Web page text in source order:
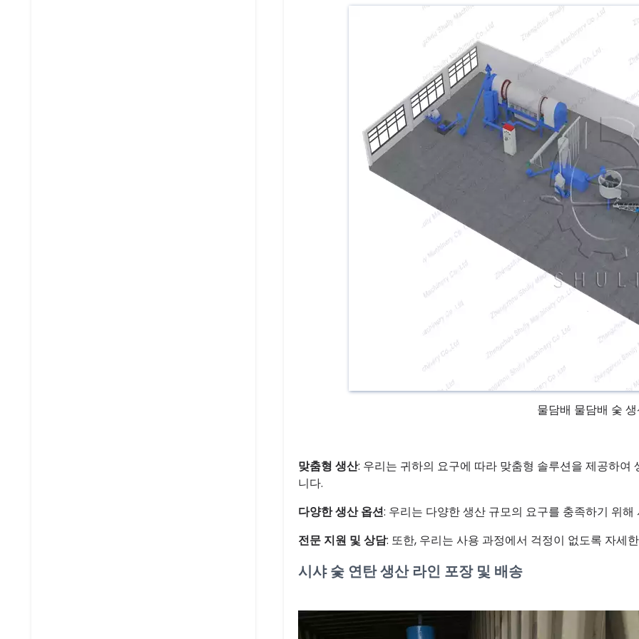
물담배 물담배 숯
맞춤형 생산: 우리는 귀하의 요구에 따라 맞춤형 솔루션을 제공하
니다.
다양한 생산 옵션: 우리는 다양한 생산 규모의 요구를 충족하기 위
전문 지원 및 상담: 또한, 우리는 사용 과정에서 걱정이 없도록 자세
시샤 숯 연탄 생산 라인 포장 및 배송